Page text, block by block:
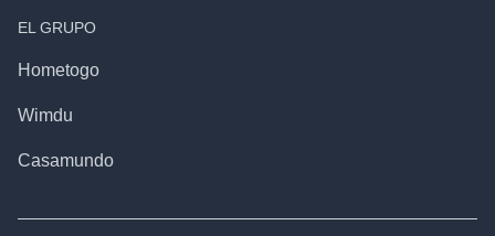
EL GRUPO
Hometogo
Wimdu
Casamundo